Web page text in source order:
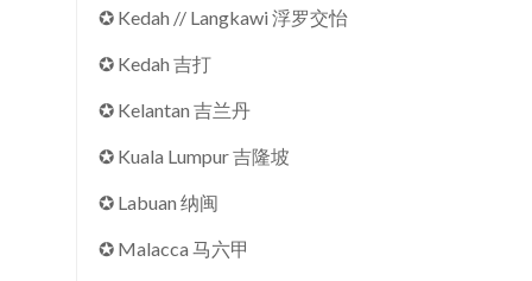
✪ Kedah // Langkawi 浮罗交怡
✪ Kedah 吉打
✪ Kelantan 吉兰丹
✪ Kuala Lumpur 吉隆坡
✪ Labuan 纳闽
✪ Malacca 马六甲